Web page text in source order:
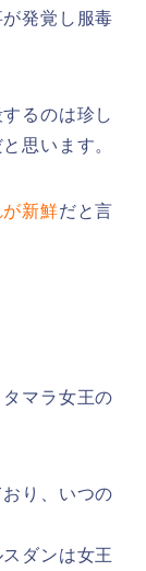
発覚し服毒
るのは珍し
思います。
新鮮だと言
マラ女王の
り、いつの
ダンは女王